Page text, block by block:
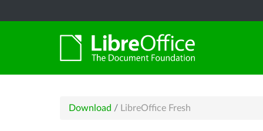
Download / LibreOffice Fresh